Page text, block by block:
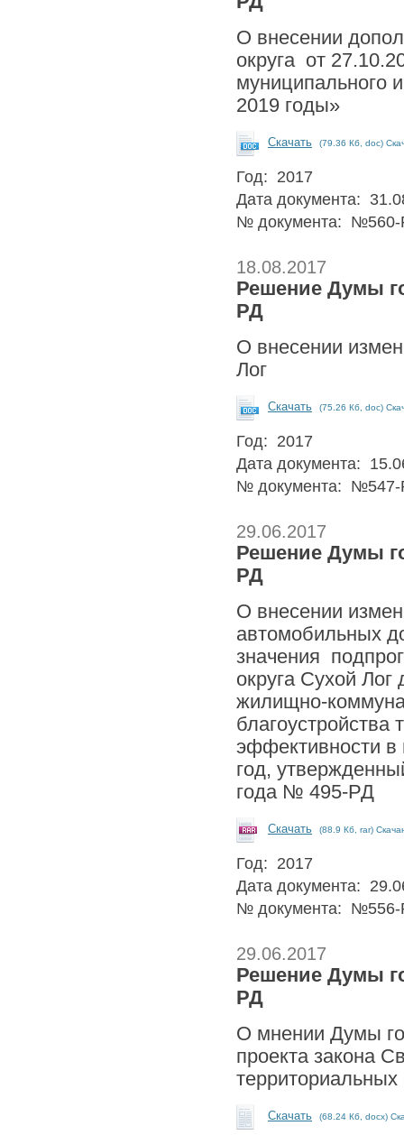
О внесении
округа от
муниципального
2019 годы»
Скачать (79.36 Кб, doc)
Год: 2017
Дата документа:
№ документа:
18.08.2017
Решение Думы
РД
О внесении
Лог
Скачать (75.26 Кб, doc)
Год: 2017
Дата документа:
№ документа:
29.06.2017
Решение Думы
РД
О внесении
автомобильных
значения
округа Сухой
жилищно-
благоустройства
эффективности в
год,
года № 495-РД
Скачать (88.9 Кб, rar)
Год: 2017
Дата документа:
№ документа:
29.06.2017
Решение Думы
РД
О мнении Думы
проекта закона
Скачать (68.24 Кб, docx)